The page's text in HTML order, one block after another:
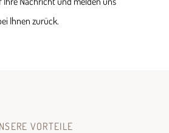
Ihnen zurück.
VORTEILE